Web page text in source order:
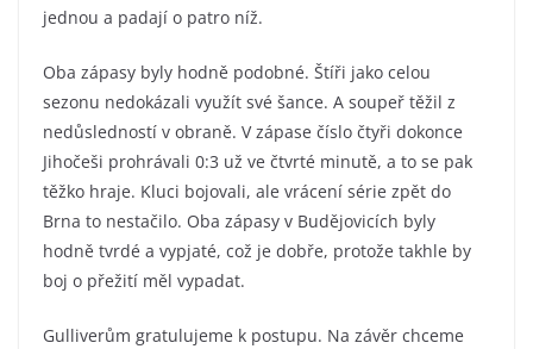
jednou a padají o patro níž.
Oba zápasy byly hodně podobné. Štíři jako celou
sezonu nedokázali využít své šance. A soupeř těžil z
nedůsledností v obraně. V zápase číslo čtyři dokonce
Jihočeši prohrávali 0:3 už ve čtvrté minutě, a to se pak
těžko hraje. Kluci bojovali, ale vrácení série zpět do
Brna to nestačilo. Oba zápasy v Budějovicích byly
hodně tvrdé a vypjaté, což je dobře, protože takhle by
boj o přežití měl vypadat.
Gulliverům gratulujeme k postupu. Na závěr chceme